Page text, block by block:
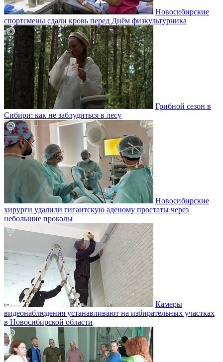
Новосибирские
спортсмены сдали кровь перед Днём физкультурника
Грибной сезон в
Сибири: как не заблудиться в лесу
Новосибирские
хирурги удалили гигантскую аденому простаты через
небольшие проколы
Камеры
видеонаблюдения устанавливают на избирательных участках
в Новосибирской области